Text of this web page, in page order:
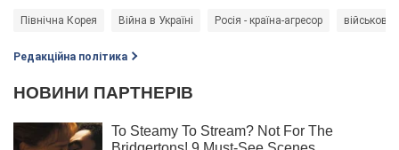
Північна Корея Війна в Україні Росія - країна-агресор військові
Редакційна політика